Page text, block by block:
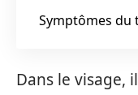
Symptômes du
Dans le visage,